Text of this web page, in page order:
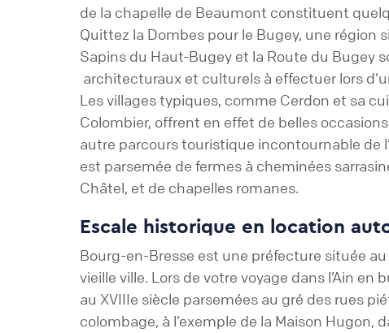
de la chapelle de Beaumont constituent
Quittez la Dombes pour le Bugey, une région
Sapins du Haut-Bugey et la Route du Bugey
architecturaux et culturels à effectuer lors
Les villages typiques, comme Cerdon et sa
Colombier, offrent en effet de belles
autre parcours touristique incontournable de
est parsemée de fermes à cheminées
Châtel, et de chapelles romanes.
Escale historique en location
Bourg-en-Bresse est une préfecture située
vieille ville. Lors de votre voyage dans l’Ain
au XVIIIe siècle parsemées au gré des rues
colombage, à l’exemple de la Maison Hugon,